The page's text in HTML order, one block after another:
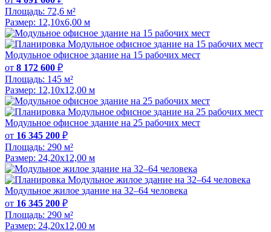
Площадь: 72,6 м²
Размер: 12,10х6,00 м
Модульное офисное здание на 15 рабочих мест
от 8 172 600 ₽
Площадь: 145 м²
Размер: 12,10х12,00 м
Модульное офисное здание на 25 рабочих мест
от 16 345 200 ₽
Площадь: 290 м²
Размер: 24,20х12,00 м
Модульное жилое здание на 32–64 человека
от 16 345 200 ₽
Площадь: 290 м²
Размер: 24,20х12,00 м